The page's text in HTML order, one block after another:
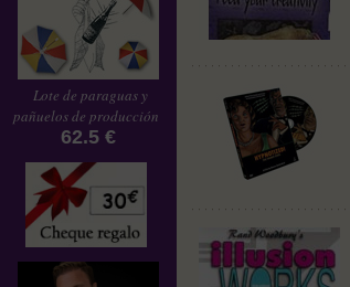
Lote de paraguas y
pañuelos de producción
62.5 €